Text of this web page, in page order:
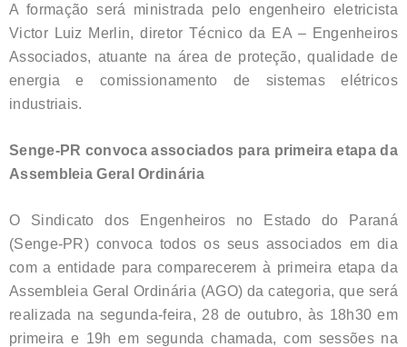
A formação será ministrada pelo engenheiro eletricista
Victor Luiz Merlin, diretor Técnico da EA – Engenheiros
Associados, atuante na área de proteção, qualidade de
energia e comissionamento de sistemas elétricos
industriais.
Senge-PR convoca associados para primeira etapa da
Assembleia Geral Ordinária
O Sindicato dos Engenheiros no Estado do Paraná
(Senge-PR) convoca todos os seus associados em dia
com a entidade para comparecerem à primeira etapa da
Assembleia Geral Ordinária (AGO) da categoria, que será
realizada na segunda-feira, 28 de outubro, às 18h30 em
primeira e 19h em segunda chamada, com sessões na